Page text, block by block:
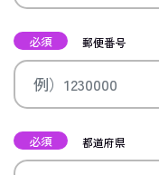
必須 郵便番号
必須 都道府県